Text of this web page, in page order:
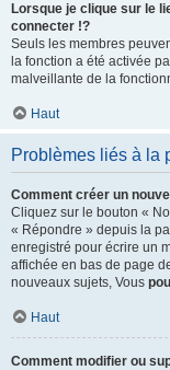
Lorsque je clique sur le
connecter !?
Seuls les membres
la fonction a été activée
malveillante de la
Haut
Problèmes liés à la
Comment créer un
Cliquez sur le bouton «
« Répondre » depuis la
enregistré pour écrire un
affichée en bas de page
nouveaux sujets, Vous
Haut
Comment modifier ou